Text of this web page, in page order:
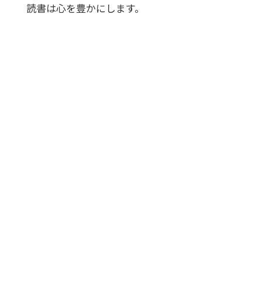
読書は心を豊かにします。